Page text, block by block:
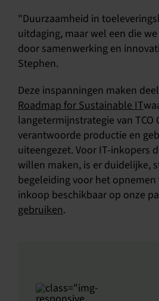
"Duurzaamheid in
uitdaging, maar wel een die
door samenwerking en
Stephen.
Deze inspanningen maken
Roadmap for Sustainable IT
langetermijnstrategie van TCO
verantwoorde productie en
uiteengezet. Voor IT-inkopers
willen maken, is er duidelijke,
begeleiding voor het opnemen
inkoop beschikbaar op onze
gebruiken.